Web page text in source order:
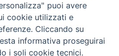
Torna
puoi avere
cookie utilizzati e
Cliccando su
informativa proseguirai
i soli cookie tecnici.